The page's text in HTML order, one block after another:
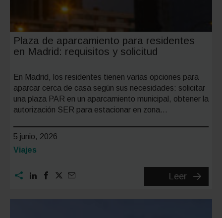
Plaza de aparcamiento para residentes
en Madrid: requisitos y solicitud
En Madrid, los residentes tienen varias opciones para
aparcar cerca de casa según sus necesidades: solicitar
una plaza PAR en un aparcamiento municipal, obtener la
autorización SER para estacionar en zona…
5 junio, 2026
Categoría:
Viajes
Leer
Plaza